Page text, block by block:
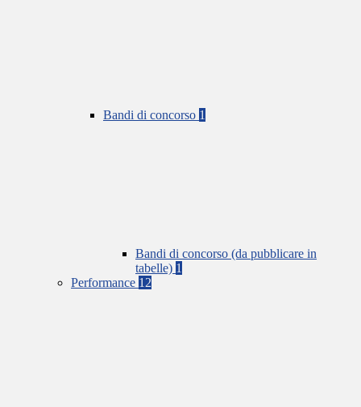
Bandi di concorso 1
Bandi di concorso (da pubblicare in
tabelle) 1
Performance 12